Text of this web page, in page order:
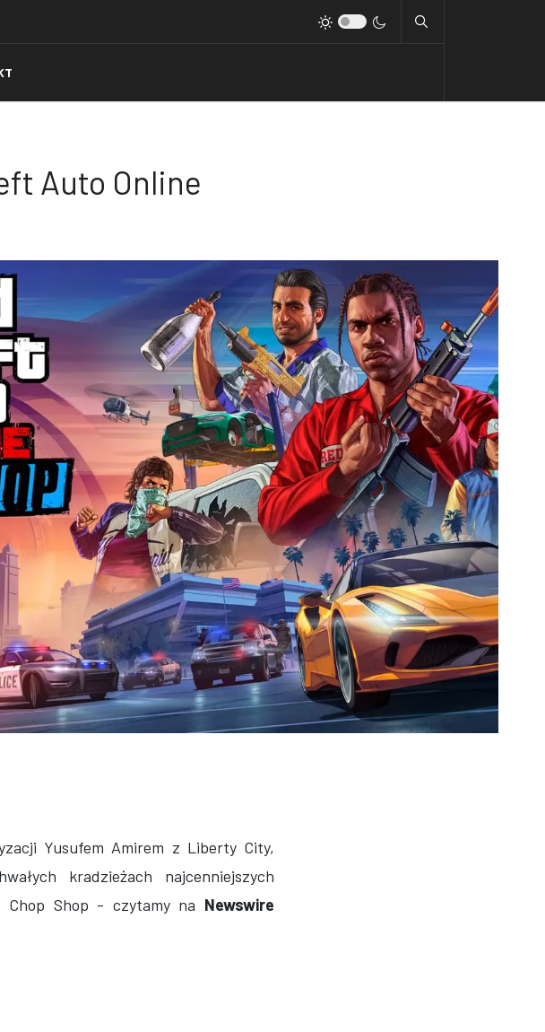
Auto Online
Yusufem Amirem z Liberty City,
kradzieżach najcenniejszych
Chop Shop - czytamy na Newswire